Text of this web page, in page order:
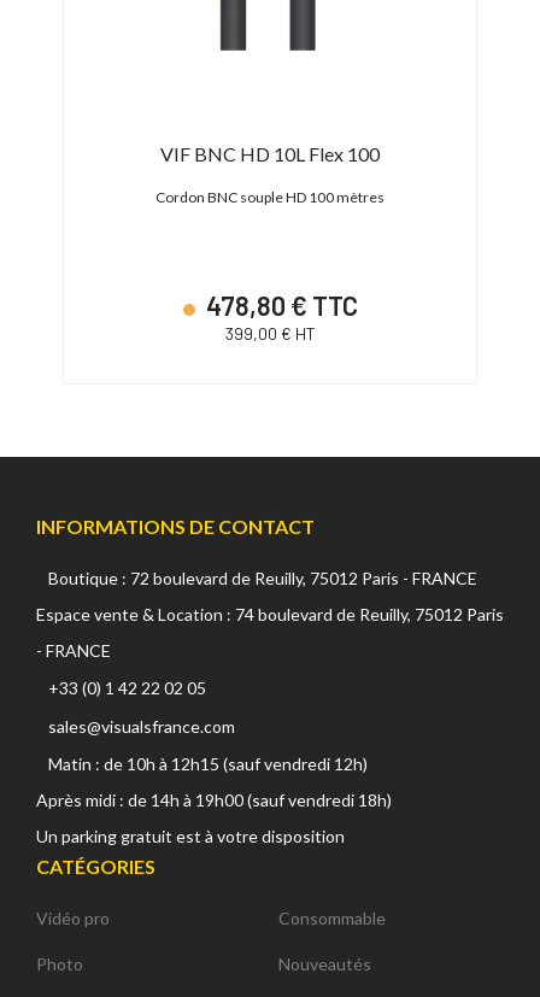
VIF BNC HD 10L Flex 100
Cordon BNC souple HD 100 mètres
478,80 € TTC
399,00 € HT
INFORMATIONS DE CONTACT
Boutique : 72 boulevard de Reuilly, 75012 Paris - FRANCE
Espace vente & Location : 74 boulevard de Reuilly, 75012 Paris
- FRANCE
+33 (0) 1 42 22 02 05
sales@visualsfrance.com
Matin : de 10h à 12h15 (sauf vendredi 12h)
Après midi : de 14h à 19h00 (sauf vendredi 18h)
Un parking gratuit est à votre disposition
CATÉGORIES
Vidéo pro
Photo
Consommable
Nouveautés